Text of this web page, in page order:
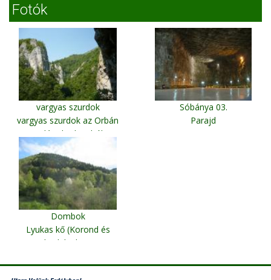
Fotók
vargyas szurdok
vargyas szurdok az Orbán
Balázs barlangból
Sóbánya 03.
Parajd
Dombok
Lyukas kő (Korond és
Farkaslaka között)